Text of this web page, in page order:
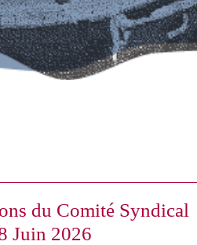
du Comité Syndical
Juin 2026